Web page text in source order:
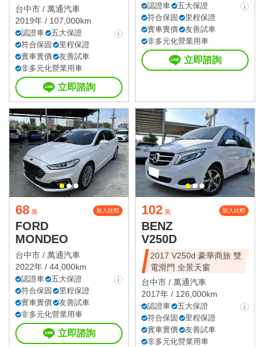
值休旅
台中市 / 萬通汽車
2019年 / 107,000km
認證車
五大保證
符合保固
里程保證
實車實價
友善試車
非多元化營業用車
立即諮詢
認證車
五大保證
符合保固
里程保證
實車實價
友善試車
非多元化營業用車
立即諮詢
68 萬 加入比較
FORD
MONDEO
台中市 / 萬通汽車
2022年 / 44,000km
認證車
五大保證
符合保固
里程保證
實車實價
友善試車
非多元化營業用車
立即諮詢
102 萬 加入比較
BENZ
V250D
2017 V250d 豪華商旅 雙
電滑門 全景天窗
台中市 / 萬通汽車
2017年 / 126,000km
認證車
五大保證
符合保固
里程保證
實車實價
友善試車
非多元化營業用車